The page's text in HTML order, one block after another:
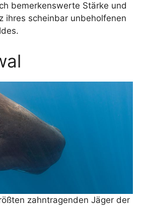
bemerkenswerte Stärke und
ihres scheinbar unbeholfenen
zahntragenden Jäger der